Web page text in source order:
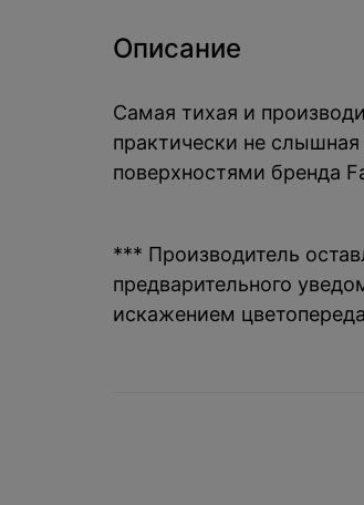
Описание
Самая тихая и
практически не
поверхностями бренда
*** Производитель
предварительного
искажением